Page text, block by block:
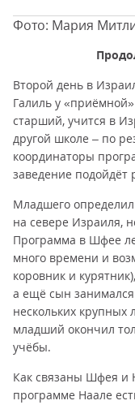
Фото: Мария
Второй день в
Галиль у
старший, учится в
другой школе – по
координаторы
заведение подойдёт
Младшего
на севере Израиля,
Программа в Шфее
много времени и
коровник и
а ещё сын
нескольких крупных
младший окончил
учёбы.
Как связаны Шфея и
программе Наале